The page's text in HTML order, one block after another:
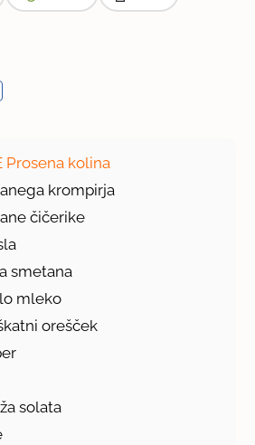
Prosena kolina
krompirja
čičerike
smetana
mleko
orešček
solata